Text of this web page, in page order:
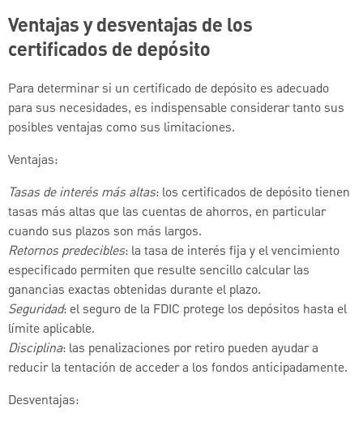
Ventajas y desventajas de los
certificados de depósito
Para determinar si un certificado de depósito es adecuado
para sus necesidades, es indispensable considerar tanto sus
posibles ventajas como sus limitaciones.
Ventajas:
Tasas de interés más altas: los certificados de depósito tienen
tasas más altas que las cuentas de ahorros, en particular
cuando sus plazos son más largos.
Retornos predecibles: la tasa de interés fija y el vencimiento
especificado permiten que resulte sencillo calcular las
ganancias exactas obtenidas durante el plazo.
Seguridad: el seguro de la FDIC protege los depósitos hasta el
límite aplicable.
Disciplina: las penalizaciones por retiro pueden ayudar a
reducir la tentación de acceder a los fondos anticipadamente.
Desventajas: